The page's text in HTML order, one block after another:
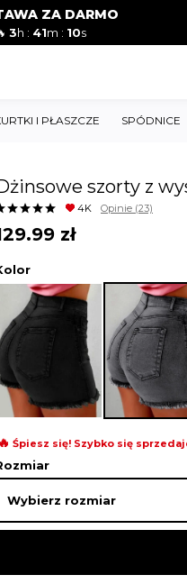
ZA DARMO
3h : 41m : 08s
I PŁASZCZE SPÓDNICE
szorty z
4K Opinie (23)
zł
🔥 Śpiesz się! Szybko się